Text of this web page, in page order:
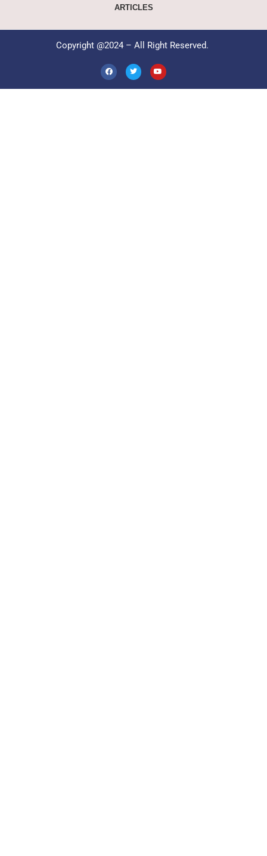
ARTICLES
Copyright @2024 – All Right Reserved.